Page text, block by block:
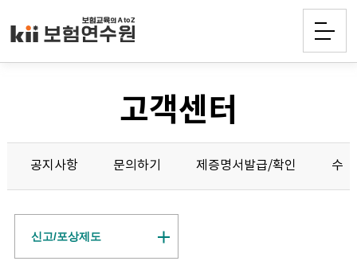
고객센터
공지사항 문의하기 제증명서발급/확인 수
신고/포상제도